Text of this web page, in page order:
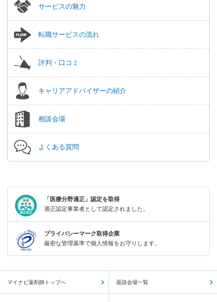
サービスの魅力
転職サービスの流れ
評判・口コミ
キャリアアドバイザーの紹介
相談会場
よくある質問
「医療分野適正」認定を取得
適正認定事業者として認定されました。
プライバシーマーク取得企業
厳密な管理基準で個人情報をお守りします。
マイナビ薬剤師トップへ 面談会場一覧